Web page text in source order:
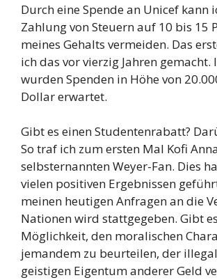
Durch eine Spende an Unicef kann
Zahlung von Steuern auf 10 bis 15
meines Gehalts vermeiden. Das
ich das vor vierzig Jahren gemacht.
wurden Spenden in Höhe von
Dollar erwartet.
Gibt es einen Studentenrabatt?
So traf ich zum ersten Mal Kofi
selbsternannten Weyer-Fan. Dies
vielen positiven Ergebnissen
meinen heutigen Anfragen an die
Nationen wird stattgegeben. Gibt
Möglichkeit, den moralischen
jemandem zu beurteilen, der
geistigen Eigentum anderer Geld